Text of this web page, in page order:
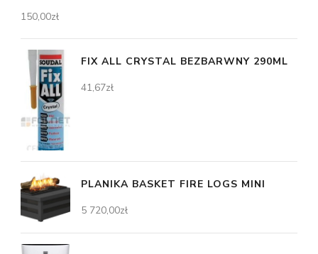
150,00zł
FIX ALL CRYSTAL BEZBARWNY 290ML
41,67zł
PLANIKA BASKET FIRE LOGS MINI
5 720,00zł